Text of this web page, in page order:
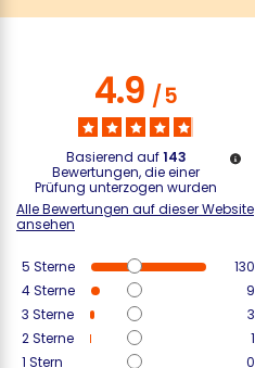
4.9/5
Basierend auf143
Bewertungen, die einer
Prüfung unterzogen wurden
Alle Bewertungen auf dieser Website
ansehen
5 Sterne
130
4Sterne
9
3 Sterne
3
2Sterne
1
1 Stern 0